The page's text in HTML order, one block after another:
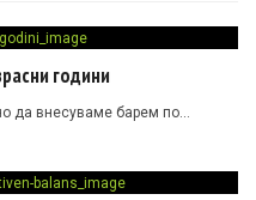
години
да внесуваме барем по…